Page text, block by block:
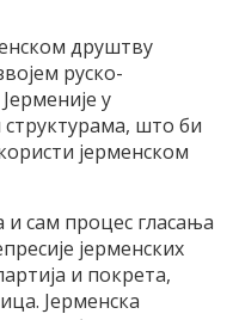
друштву
руско-
у
што би
јерменском
сам процес гласања
јерменских
и покрета,
Јерменска